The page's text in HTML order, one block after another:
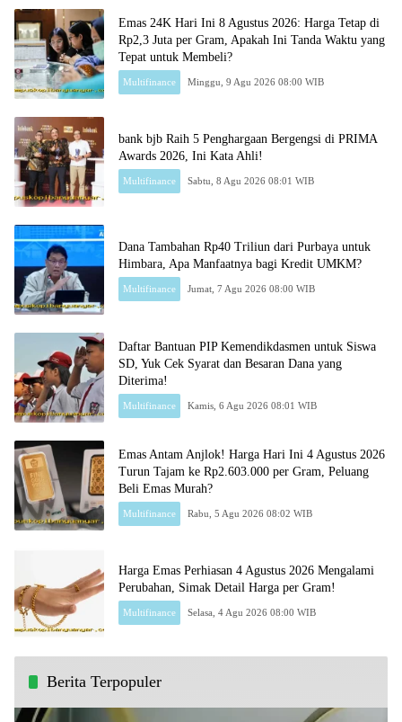
Emas 24K Hari Ini 8 Agustus 2026: Harga Tetap di
Rp2,3 Juta per Gram, Apakah Ini Tanda Waktu yang
Tepat untuk Membeli?
Multifinance Minggu, 9 Agu 2026 08:00 WIB
bank bjb Raih 5 Penghargaan Bergengsi di PRIMA
Awards 2026, Ini Kata Ahli!
Multifinance Sabtu, 8 Agu 2026 08:01 WIB
Dana Tambahan Rp40 Triliun dari Purbaya untuk
Himbara, Apa Manfaatnya bagi Kredit UMKM?
Multifinance Jumat, 7 Agu 2026 08:00 WIB
Daftar Bantuan PIP Kemendikdasmen untuk Siswa
SD, Yuk Cek Syarat dan Besaran Dana yang
Diterima!
Multifinance Kamis, 6 Agu 2026 08:01 WIB
Emas Antam Anjlok! Harga Hari Ini 4 Agustus 2026
Turun Tajam ke Rp2.603.000 per Gram, Peluang
Beli Emas Murah?
Multifinance Rabu, 5 Agu 2026 08:02 WIB
Harga Emas Perhiasan 4 Agustus 2026 Mengalami
Perubahan, Simak Detail Harga per Gram!
Multifinance Selasa, 4 Agu 2026 08:00 WIB
Berita Terpopuler